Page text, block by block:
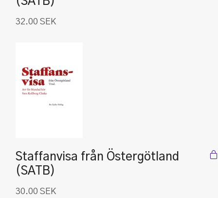
32.00 SEK
Staffanvisa från Östergötland
(SATB)
30.00 SEK